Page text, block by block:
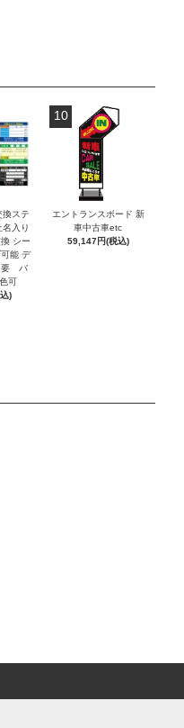
換ステ
入り
シー
能 デ
要 バ
可
)
10
エントランスボード 新
車中古車etc
59,147円(税込)